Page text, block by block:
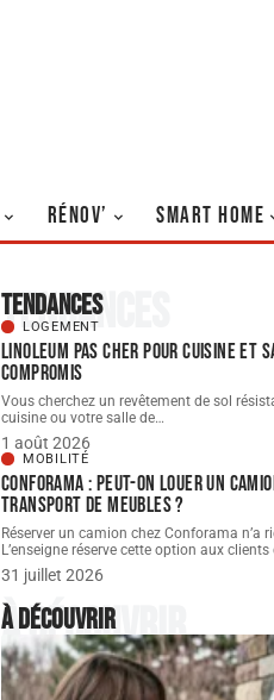
RÉNOV’ SMART HOME
Tendances
Tendances
LOGEMENT
Linoleum pas cher pour cuisine et
compromis
Vous cherchez un revêtement de sol
cuisine ou votre salle de…
1 août 2026
MOBILITÉ
Conforama : peut-on louer un
transport de meubles ?
Réserver un camion chez Conforama n’a
L’enseigne réserve cette option aux
31 juillet 2026
À découvrir
À découvrir